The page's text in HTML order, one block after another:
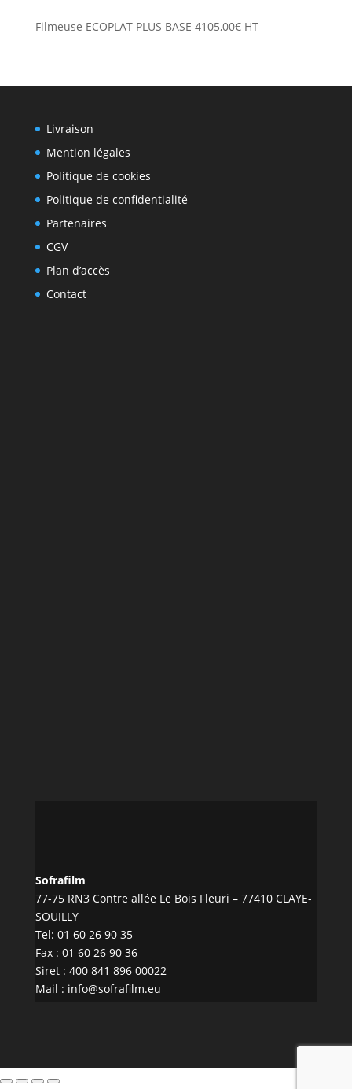
Filmeuse ECOPLAT PLUS BASE 4105,00€ HT
Livraison
Mention légales
Politique de cookies
Politique de confidentialité
Partenaires
CGV
Plan d’accès
Contact
Sofrafilm
77-75 RN3 Contre allée Le Bois Fleuri – 77410 CLAYE-
SOUILLY
Tel: 01 60 26 90 35
Fax : 01 60 26 90 36
Siret : 400 841 896 00022
Mail : info@sofrafilm.eu